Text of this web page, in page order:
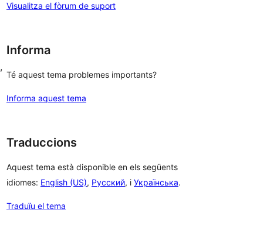
Visualitza el fòrum de suport
Informa
Té aquest tema problemes importants?
Informa aquest tema
Traduccions
Aquest tema està disponible en els següents
idiomes: English (US), Русский, i Українська.
Traduïu el tema